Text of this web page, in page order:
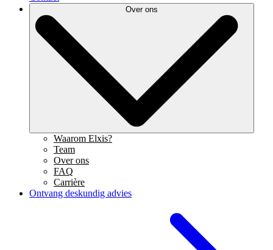
Over ons
Waarom Elxis?
Team
Over ons
FAQ
Carrière
Ontvang deskundig advies